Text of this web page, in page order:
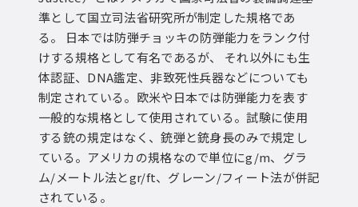
準として国立司法省研究所が制定した規格であ
る。 日本では防弾チョッキの防弾能力をランク付
けする規格として有名であるが、 それ以外にも生
体認証、DNA鑑定、非致死性兵器などについても
制定されている。欧米や日本では防弾能力を表す
一般的な規格として使用されている。試験に使用
する銃の規定はなく、銃弾と銃身長のみで規定し
ている。アメリカの規格なので単位にg/m、グラ
ム/メートル法とgr/ft、グレーン/フィート法が併記
されている。